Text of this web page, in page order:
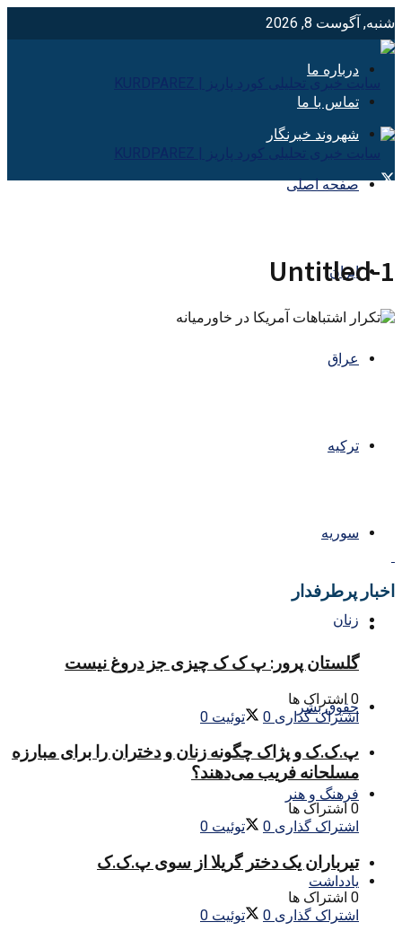
شنبه, آگوست 8, 2026
درباره ما
تماس با ما
شهروند خبرنگار
صفحه اصلی
ایران
عراق
ترکیه
سوریه
زنان
حقوق بشر
فرهنگ و هنر
یادداشت
Untitled-1
اخبار پرطرفدار
گلستان پرور: پ ک ک چیزی جز دروغ نیست
0 اشتراک ها
اشتراک گذاری 0 توئیت 0
پ.ک.ک و پژاک چگونه زنان و دختران را برای مبارزه
مسلحانه فریب می‌دهند؟
0 اشتراک ها
اشتراک گذاری 0 توئیت 0
تیرباران یک دختر گریلا از سوی پ.ک.ک
0 اشتراک ها
اشتراک گذاری 0 توئیت 0